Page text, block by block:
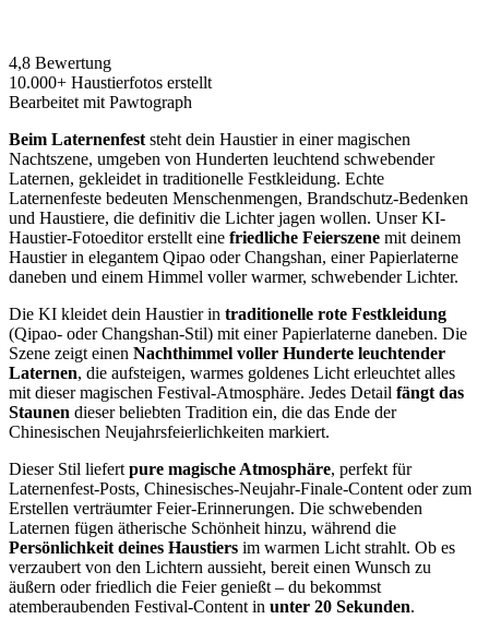
4,8 Bewertung
10.000+ Haustierfotos erstellt
Bearbeitet mit Pawtograph
Beim Laternenfest steht dein Haustier in einer magischen
Nachtszene, umgeben von Hunderten leuchtend schwebender
Laternen, gekleidet in traditionelle Festkleidung. Echte
Laternenfeste bedeuten Menschenmengen, Brandschutz-Bedenken
und Haustiere, die definitiv die Lichter jagen wollen. Unser KI-
Haustier-Fotoeditor erstellt eine friedliche Feierszene mit deinem
Haustier in elegantem Qipao oder Changshan, einer Papierlaterne
daneben und einem Himmel voller warmer, schwebender Lichter.
Die KI kleidet dein Haustier in traditionelle rote Festkleidung
(Qipao- oder Changshan-Stil) mit einer Papierlaterne daneben. Die
Szene zeigt einen Nachthimmel voller Hunderte leuchtender
Laternen, die aufsteigen, warmes goldenes Licht erleuchtet alles
mit dieser magischen Festival-Atmosphäre. Jedes Detail fängt das
Staunen dieser beliebten Tradition ein, die das Ende der
Chinesischen Neujahrsfeierlichkeiten markiert.
Dieser Stil liefert pure magische Atmosphäre, perfekt für
Laternenfest-Posts, Chinesisches-Neujahr-Finale-Content oder zum
Erstellen verträumter Feier-Erinnerungen. Die schwebenden
Laternen fügen ätherische Schönheit hinzu, während die
Persönlichkeit deines Haustiers im warmen Licht strahlt. Ob es
verzaubert von den Lichtern aussieht, bereit einen Wunsch zu
äußern oder friedlich die Feier genießt – du bekommst
atemberaubenden Festival-Content in unter 20 Sekunden.